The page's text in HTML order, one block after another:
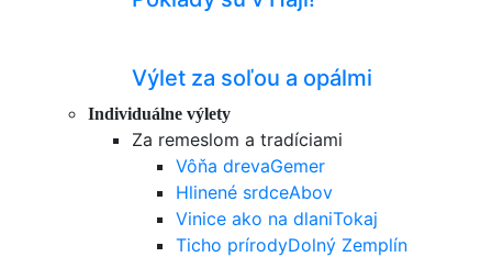
Výlet za soľou a opálmi
Individuálne výlety
Za remeslom a tradíciami
Vôňa drevaGemer
Hlinené srdceAbov
Vinice ako na dlaniTokaj
Ticho prírodyDolný Zemplín